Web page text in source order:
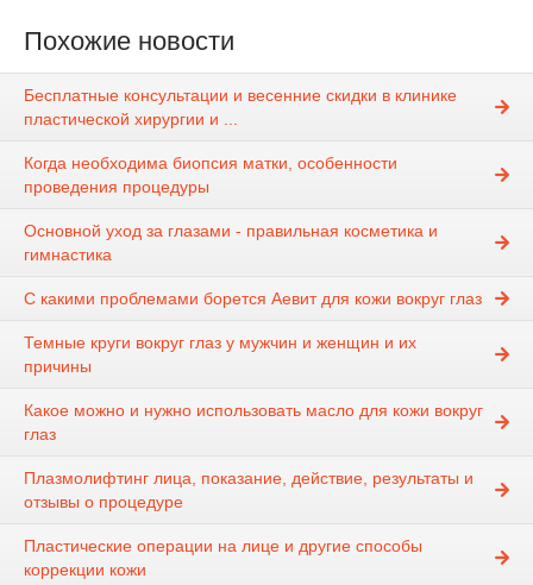
Похожие новости
Бесплатные консультации и весенние скидки в клинике
пластической хирургии и ...
Когда необходима биопсия матки, особенности
проведения процедуры
Основной уход за глазами - правильная косметика и
гимнастика
С какими проблемами борется Аевит для кожи вокруг глаз
Темные круги вокруг глаз у мужчин и женщин и их
причины
Какое можно и нужно использовать масло для кожи вокруг
глаз
Плазмолифтинг лица, показание, действие, результаты и
отзывы о процедуре
Пластические операции на лице и другие способы
коррекции кожи